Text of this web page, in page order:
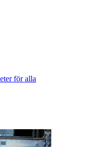
för alla